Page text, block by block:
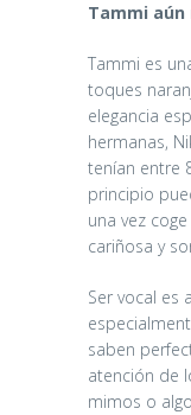
Tammi
Tammi es
toques
elegancia
hermanas,
tenían entre
principio
una vez
cariñosa y
Ser vocal es
saben
atención de
mimos o